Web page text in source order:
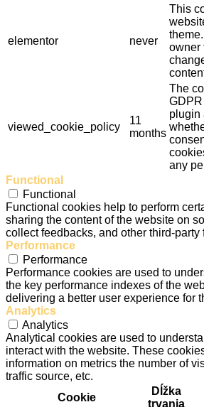
elementor never
This
owner
viewed_cookie_policy
11
months
The
plugin
any
Functional
Functional
Functional cookies help to perform
sharing the content of the website on
collect feedbacks, and other third-party
Performance
Performance
Performance cookies are used to
the key performance indexes of the
delivering a better user experience for
Analytics
Analytics
Analytical cookies are used to
interact with the website. These
information on metrics the number of
traffic source, etc.
Cookie
Dĺžka
trvania